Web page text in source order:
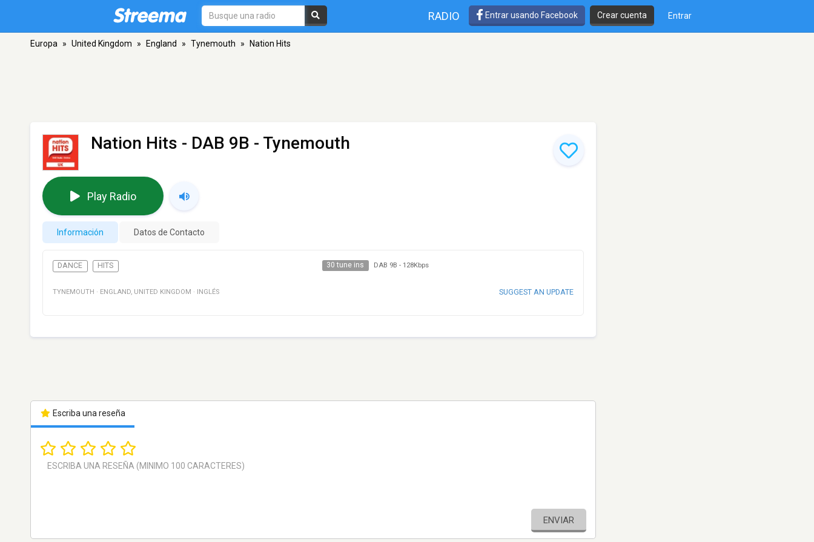
RADIO Entrar usando Facebook Crear cuenta Entrar
Europa » United Kingdom » England » Tynemouth » Nation Hits
Nation Hits - DAB 9B - Tynemouth
Play Radio
Información Datos de Contacto
DANCE HITS 30 tune ins DAB 9B - 128Kbps
TYNEMOUTH · ENGLAND, UNITED KINGDOM · INGLÉS SUGGEST AN UPDATE
Escriba una reseña
ENVIAR